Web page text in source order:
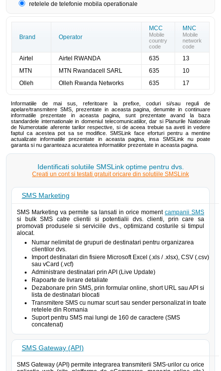
retelele de telefonie mobila operationale
Brand Operator
MCC
Mobile
country
code
MNC
Mobile
network
code
Airtel Airtel RWANDA 635
13
MTN
MTN Rwandacell SARL 635
10
Olleh
Olleh Rwanda Networks 635 17
Informatiile de mai sus, referitoare la prefixe, coduri si/sau reguli de
apelare/transmitere SMS, prezentate in aceasta pagina, denumite in continuare
informatiile prezentate in aceasta pagina, sunt prezentate avand la baza
standardele internationale in domeniul telecomunicatiilor, dar si Planurile Nationale
de Numerotatie aferente tarilor respective, si de aceea trebuie sa aveti in vedere
faptul ca acestea pot sa se modifice. SMSLink face eforturi pentru a mentine
actualizate informatiile prezentate in aceasta pagina, insa SMSLink nu poate
garanta si nu garanteaza acuratetea informatiilor prezentate in aceasta pagina.
Identificati solutiile SMSLink optime pentru dvs.
Creati un cont si testati gratuit oricare din solutiile SMSLink
SMS Marketing
SMS Marketing va permite sa lansati in orice moment campanii SMS
si bulk SMS catre clientii si potentialii dvs. clienti, prin care sa
promovati produsele si serviciile dvs., optimizand costurile si timpul
alocat.
Numar nelimitat de grupuri de destinatari pentru organizarea
clientilor dvs.
Import destinatari din fisiere Microsoft Excel (.xls / .xlsx), CSV (.csv)
sau vCard (.vcf)
Administrare destinatari prin API (Live Update)
Rapoarte de livrare detaliate
Dezabonare prin SMS, prin formular online, short URL sau API si
lista de destinatari blocati
Transmitere SMS cu numar scurt sau sender personalizat in toate
retelele din Romania
Suport pentru SMS mai lungi de 160 de caractere (SMS
concatenat)
SMS Gateway (API)
SMS Gateway (API) permite integrarea transmiterii SMS-urilor cu orice